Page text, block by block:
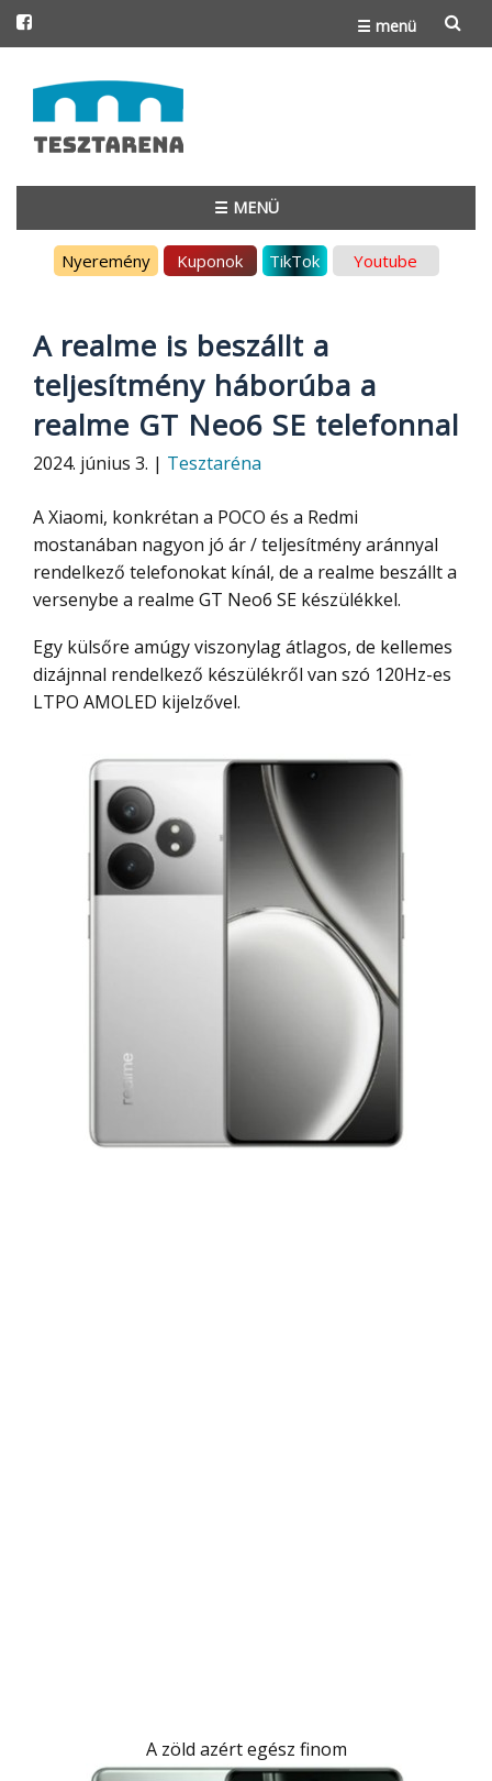
☰ menü
to
content
☰ MENÜ
Nyeremény Kuponok TikTok Youtube
A realme is beszállt a
teljesítmény háborúba a
realme GT Neo6 SE telefonnal
2024. június 3. | Tesztaréna
A Xiaomi, konkrétan a POCO és a Redmi
mostanában nagyon jó ár / teljesítmény aránnyal
rendelkező telefonokat kínál, de a realme beszállt a
versenybe a realme GT Neo6 SE készülékkel.
Egy külsőre amúgy viszonylag átlagos, de kellemes
dizájnnal rendelkező készülékről van szó 120Hz-es
LTPO AMOLED kijelzővel.
A zöld azért egész finom